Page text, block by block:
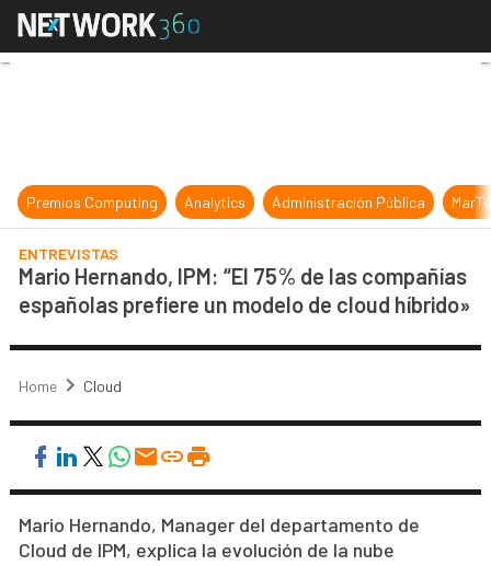
Mario Hernando, IPM: “El 75% de
Premios Computing Analytics Administración Pública
ENTREVISTAS
Mario Hernando, IPM: “El 75% de las compañías
españolas prefiere un modelo de cloud híbrido»
Home Cloud
Mario Hernando, Manager del departamento de
Cloud de IPM, explica la evolución de la nube